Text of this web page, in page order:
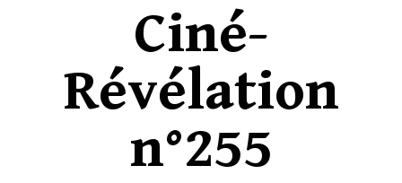
Ciné-
Révélation
n°255